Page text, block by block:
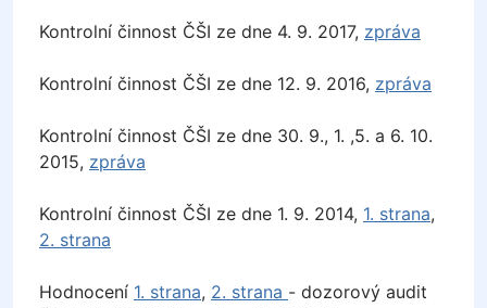
Kontrolní činnost ČŠI ze dne 4. 9. 2017, zpráva
Kontrolní činnost ČŠI ze dne 12. 9. 2016, zpráva
Kontrolní činnost ČŠI ze dne 30. 9., 1. ,5. a 6. 10.
2015, zpráva
Kontrolní činnost ČŠI ze dne 1. 9. 2014, 1. strana,
2. strana
Hodnocení 1. strana, 2. strana - dozorový audit